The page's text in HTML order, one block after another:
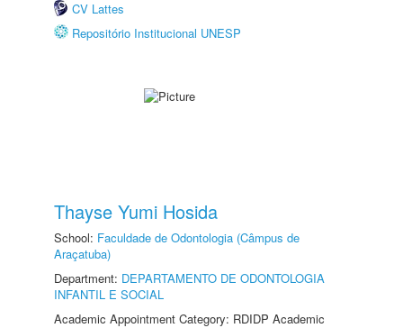
CV Lattes
Repositório Institucional UNESP
Thayse Yumi Hosida
School: Faculdade de Odontologia (Câmpus de
Araçatuba)
Department: DEPARTAMENTO DE ODONTOLOGIA
INFANTIL E SOCIAL
Academic Appointment Category: RDIDP Academic